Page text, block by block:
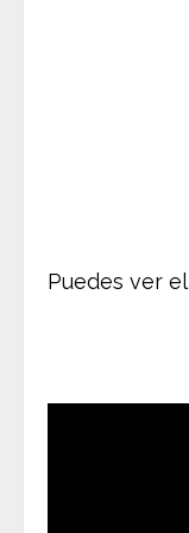
Puedes ver el